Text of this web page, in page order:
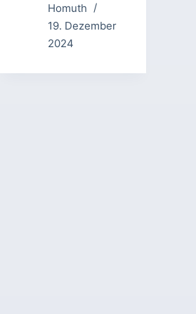
Homuth
19. Dezember
2024